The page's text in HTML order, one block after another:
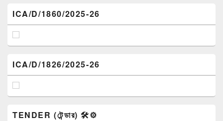
ICA/D/1860/2025-26
ICA/D/1826/2025-26
TENDER (টেন্ডার) 🛠️⚙️